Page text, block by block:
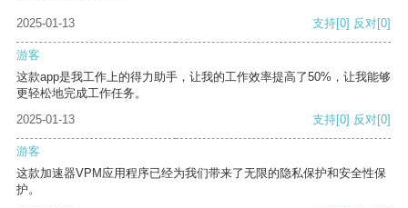
2025-01-13 支持[0] 反对[0]
游客
这款app是我工作上的得力助手，让我的工作效率提高了50%，让我能够
更轻松地完成工作任务。
2025-01-13
支持[0] 反对[0]
游客
这款加速器VPM应用程序已经为我们带来了无限的隐私保护和安全性保
护。